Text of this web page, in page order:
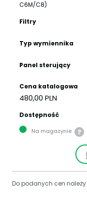
C6M/C8)
Filtry
Typ wymiennika
Panel sterujący
Cena katalogowa
480,00 PLN
Dostępność
Na magazynie
Do podanych cen należy